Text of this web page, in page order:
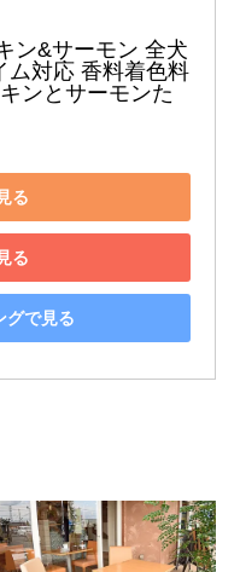
ン&サーモン 全犬
ム対応 香料着色料
ンとサーモンた
る
る
グで見る